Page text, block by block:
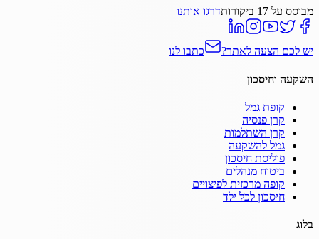
מבוסס על 17 ביקורותדרגו אותנו
יש לכם הצעה לאתר? כתבו לנו
השקעה וחיסכון
קופת גמל
קרן פנסיה
קרן השתלמות
גמל להשקעה
פוליסת חיסכון
ביטוח מנהלים
קופה מרכזית לפיצויים
חיסכון לכל ילד
בלוג